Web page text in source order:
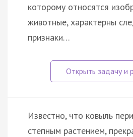
которому относятся
животные, характерны
признаки…
Известно, что ковыль
степным растением,